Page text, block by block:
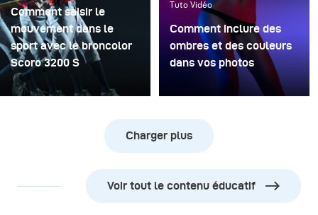
Comment saisir le
mouvement dans le
sport avec le broncolor
Scoro 3200 S
Tuto Vidéo
Comment inclure des
ombres et des couleurs
dans vos photos
Charger plus
Voir tout le contenu éducatif